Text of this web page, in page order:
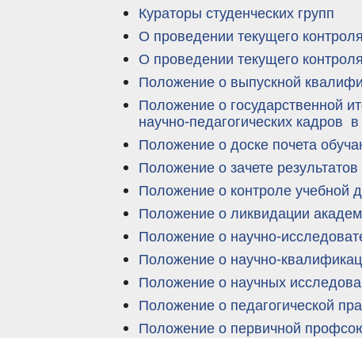
Кураторы студенческих групп
О проведении текущего
О проведении текущего
Положение о выпускной
Положение о государственной
научно-педагогических кадров
Положение о доске почета
Положение о зачете
Положение о контроле учебной
Положение о ликвидации
Положение о научно-
Положение о научно-
Положение о научных
Положение о педагогической
Положение о первичной